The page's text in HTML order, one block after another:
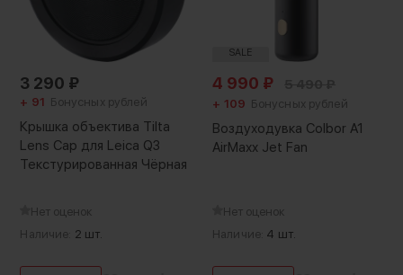
3 290 ₽
+ 91 Бонусных рублей
Крышка объектива Tilta
Lens Cap для Leica Q3
Текстурированная Чёрная
Нет оценок
Наличие: 2 шт.
SALE
4 990 ₽
+ 109 Бонусных рублей
Воздуходувка Colbor A1
AirMaxx Jet Fan
Нет оценок
Наличие: 4 шт.